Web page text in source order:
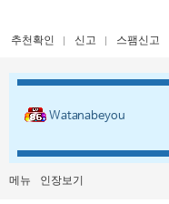
추천확인 신고 스팸신고
Watanabeyou
메뉴 인장보기